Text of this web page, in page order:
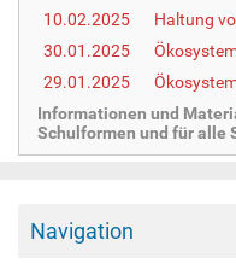
:
10.02.2025
Haltung
30.01.2025
29.01.2025
Informationen und
Schulformen und für alle
Navigation